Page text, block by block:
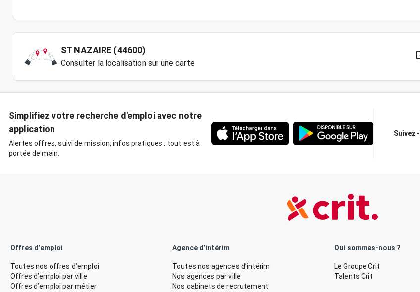
ST NAZAIRE (44600)
Consulter la localisation sur une carte
Simplifiez votre recherche d'emploi avec notre
application
Alertes offres, suivi de mission, infos pratiques : tout est à
portée de main.
Offres d’emploi
Toutes nos offres d’emploi
Offres d’emploi par ville
Offres d’emploi par métier
Agence d’intérim
Toutes nos agences d’intérim
Nos agences par ville
Nos cabinets de recrutement
Qui sommes-nous ?
Le Groupe Crit
Talents Crit